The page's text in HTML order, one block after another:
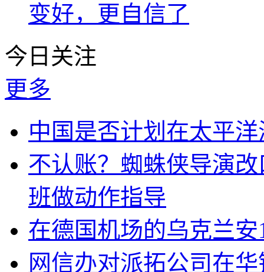
变好，更自信了
今日关注
更多
中国是否计划在太平
不认账？蜘蛛侠导演
班做动作指导
在德国机场的乌克兰
网信办对派拓公司在